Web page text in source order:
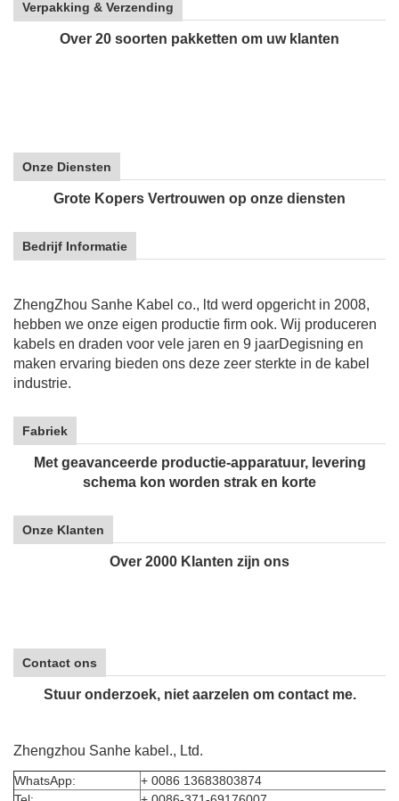
Verpakking & Verzending
Over 20 soorten pakketten om uw klanten
Onze Diensten
Grote Kopers Vertrouwen op onze diensten
Bedrijf Informatie
ZhengZhou Sanhe Kabel co., ltd werd opgericht in 2008,
hebben we onze eigen productie firm ook. Wij produceren
kabels en draden voor vele jaren en 9 jaarDegisning en
maken ervaring bieden ons deze zeer sterkte in de kabel
industrie.
Fabriek
Met geavanceerde productie-apparatuur, levering
schema kon worden strak en korte
Onze Klanten
Over 2000 Klanten zijn ons
Contact ons
Stuur onderzoek, niet aarzelen om contact me.
Zhengzhou Sanhe kabel., Ltd.
WhatsApp:
+ 0086 13683803874